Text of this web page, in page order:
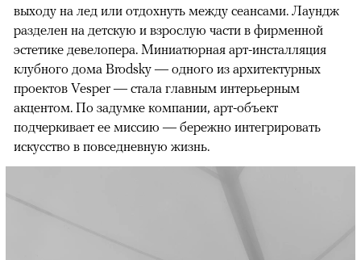
выходу на лед или отдохнуть между сеансами. Лаундж
разделен на детскую и взрослую части в фирменной
эстетике девелопера. Миниатюрная арт-инсталляция
клубного дома Brodsky — одного из архитектурных
проектов Vesper — стала главным интерьерным
акцентом. По задумке компании, арт-объект
подчеркивает ее миссию — бережно интегрировать
искусство в повседневную жизнь.